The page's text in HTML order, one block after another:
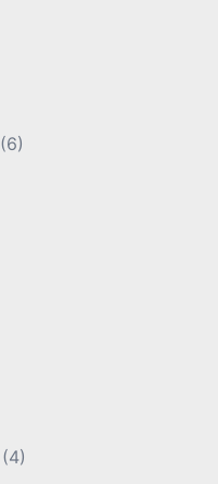
(6)
(4)